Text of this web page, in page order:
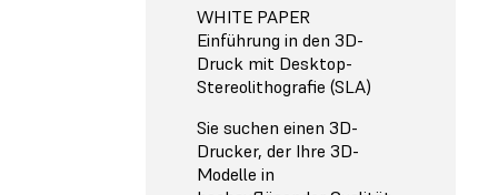
WHITE PAPER
Einführung in den 3D-
Druck mit Desktop-
Stereolithografie (SLA)
Sie suchen einen 3D-
Drucker, der Ihre 3D-
Modelle in